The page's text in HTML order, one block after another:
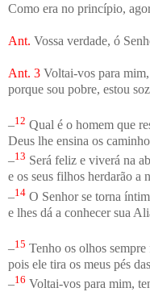
Como era no princípio,
Ant. Vossa verdade, ó
Ant. 3 Voltai-vos para
porque sou pobre, estou
–12 Qual é o homem que
Deus lhe ensina os
–13 Será feliz e viverá na
e os seus filhos herdarão a
–14 O Senhor se torna
e lhes dá a conhecer sua
–15 Tenho os olhos
pois ele tira os meus pés
–16 Voltai-vos para mim,